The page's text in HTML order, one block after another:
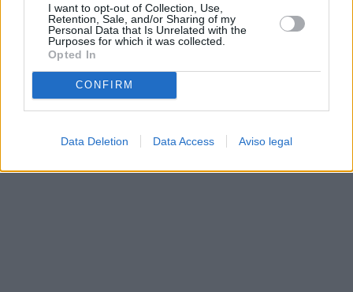
I want to opt-out of Collection, Use,
Retention, Sale, and/or Sharing of my
Personal Data that Is Unrelated with the
Purposes for which it was collected.
Opted In
CONFIRM
Data Deletion Data Access Aviso legal